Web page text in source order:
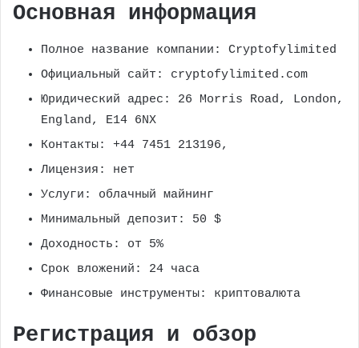
Основная информация
Полное название компании: Cryptofylimited
Официальный сайт: cryptofylimited.com
Юридический адрес: 26 Morris Road, London,
England, E14 6NX
Контакты: +44 7451 213196,
Лицензия: нет
Услуги: облачный майнинг
Минимальный депозит: 50 $
Доходность: от 5%
Срок вложений: 24 часа
Финансовые инструменты: криптовалюта
Регистрация и обзор